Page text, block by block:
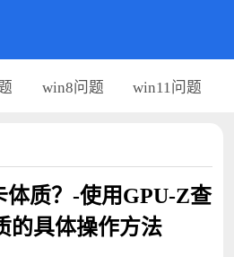
win8问题 win11问题
体质？-使用GPU-Z查
的具体操作方法